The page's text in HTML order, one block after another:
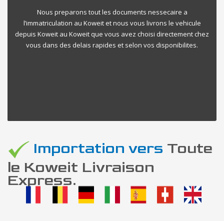
Nous preparons tout les documents nessecaire a
l’immatriculation au Koweit et nous vous livrons le vehicule
depuis Koweit au Koweit que vous avez choisi directement chez
vous dans des delais rapides et selon vos disponibilites.
Importation vers Toute
le Koweit Livraison
Express.